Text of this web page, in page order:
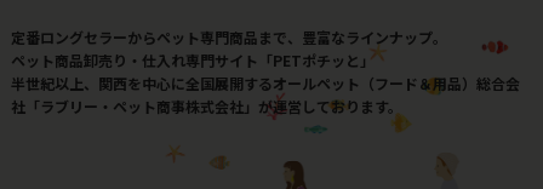
定番ロングセラーからペット専門商品まで、豊富なラインナップ。
ペット商品卸売り・仕入れ専門サイト「PETポチッと」
半世紀以上、関西を中心に全国展開するオールペット（フード＆用品）総合会
社「ラブリー・ペット商事株式会社」が運営しております。